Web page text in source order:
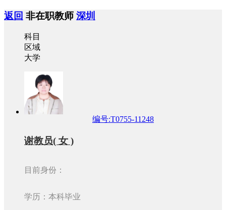
返回 非在职教师 深圳
科目
区域
大学
编号:T0755-11248
谢教员( 女 )
目前身份：
学历：本科毕业